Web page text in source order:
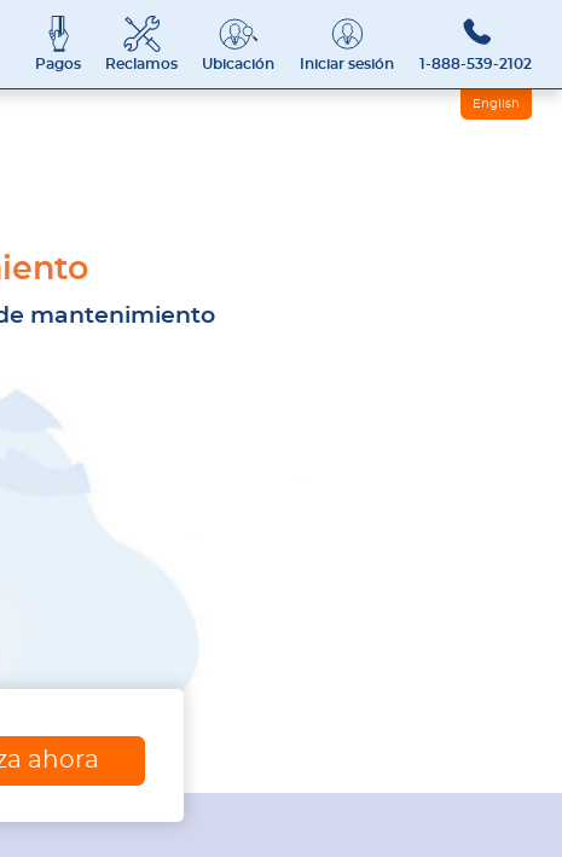
Pagos Reclamos Ubicación Iniciar sesión 1-888-539-2102
English
mantenimiento
ahora